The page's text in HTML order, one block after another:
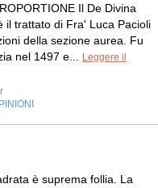
Il De Divina
il trattato di Fra' Luca Pacioli
della sezione aurea. Fu
nel 1497 e...
Leggere il
è suprema follia. La